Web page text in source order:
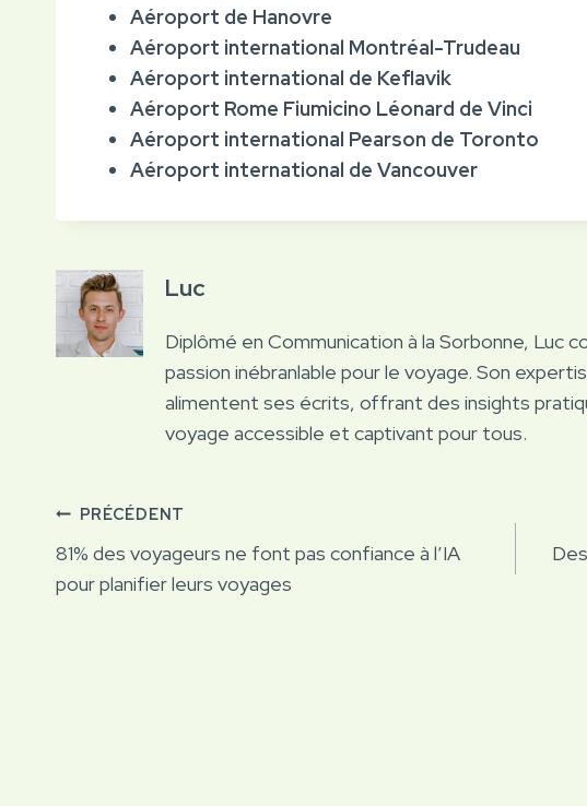
Aéroport de Hanovre
Aéroport international Montréal-Trudeau
Aéroport international de Keflavik
Aéroport Rome Fiumicino Léonard de Vinci
Aéroport international Pearson de Toronto
Aéroport international de Vancouver
Luc
Diplômé en Communication à la Sorbonne, Luc
passion inébranlable pour le voyage. Son
alimentent ses écrits, offrant des insights
voyage accessible et captivant pour tous.
Navigation
de
PRÉCÉDENT
81% des voyageurs ne font pas confiance à l’IA
pour planifier leurs voyages